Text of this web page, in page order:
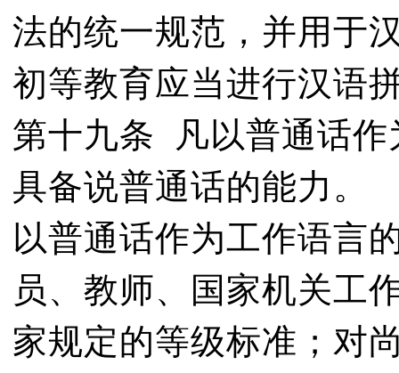
法的统一规范，并用于
初等教育应当进行汉语
第十九条 凡以普通话作
具备说普通话的能力。
以普通话作为工作语言
员、教师、国家机关工
家规定的等级标准；对